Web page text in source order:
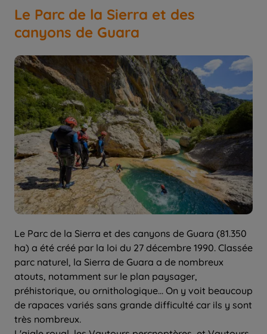
Le Parc de la Sierra et des
canyons de Guara
Le Parc de la Sierra et des canyons de Guara (81.350
ha) a été créé par la loi du 27 décembre 1990. Classée
parc naturel, la Sierra de Guara a de nombreux
atouts, notamment sur le plan paysager,
préhistorique, ou ornithologique... On y voit beaucoup
de rapaces variés sans grande difficulté car ils y sont
très nombreux.